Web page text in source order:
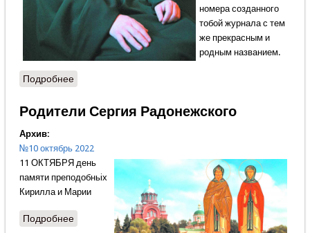
номера созданного
тобой журнала с тем
же прекрасным и
родным названием.
Подробнеео Вот в чём для меня весь Крутов
Родители Сергия Радонежского
Архив:
№10 октябрь 2022
11 ОКТЯБРЯ день
памяти преподобньiх
Кирилла и Марии
Подробнеео Родители Сергия Радонежского